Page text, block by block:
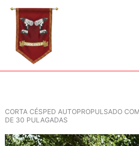
contenido
CORTA CÉSPED AUTOPROPULSADO
DE 30 PULAGADAS